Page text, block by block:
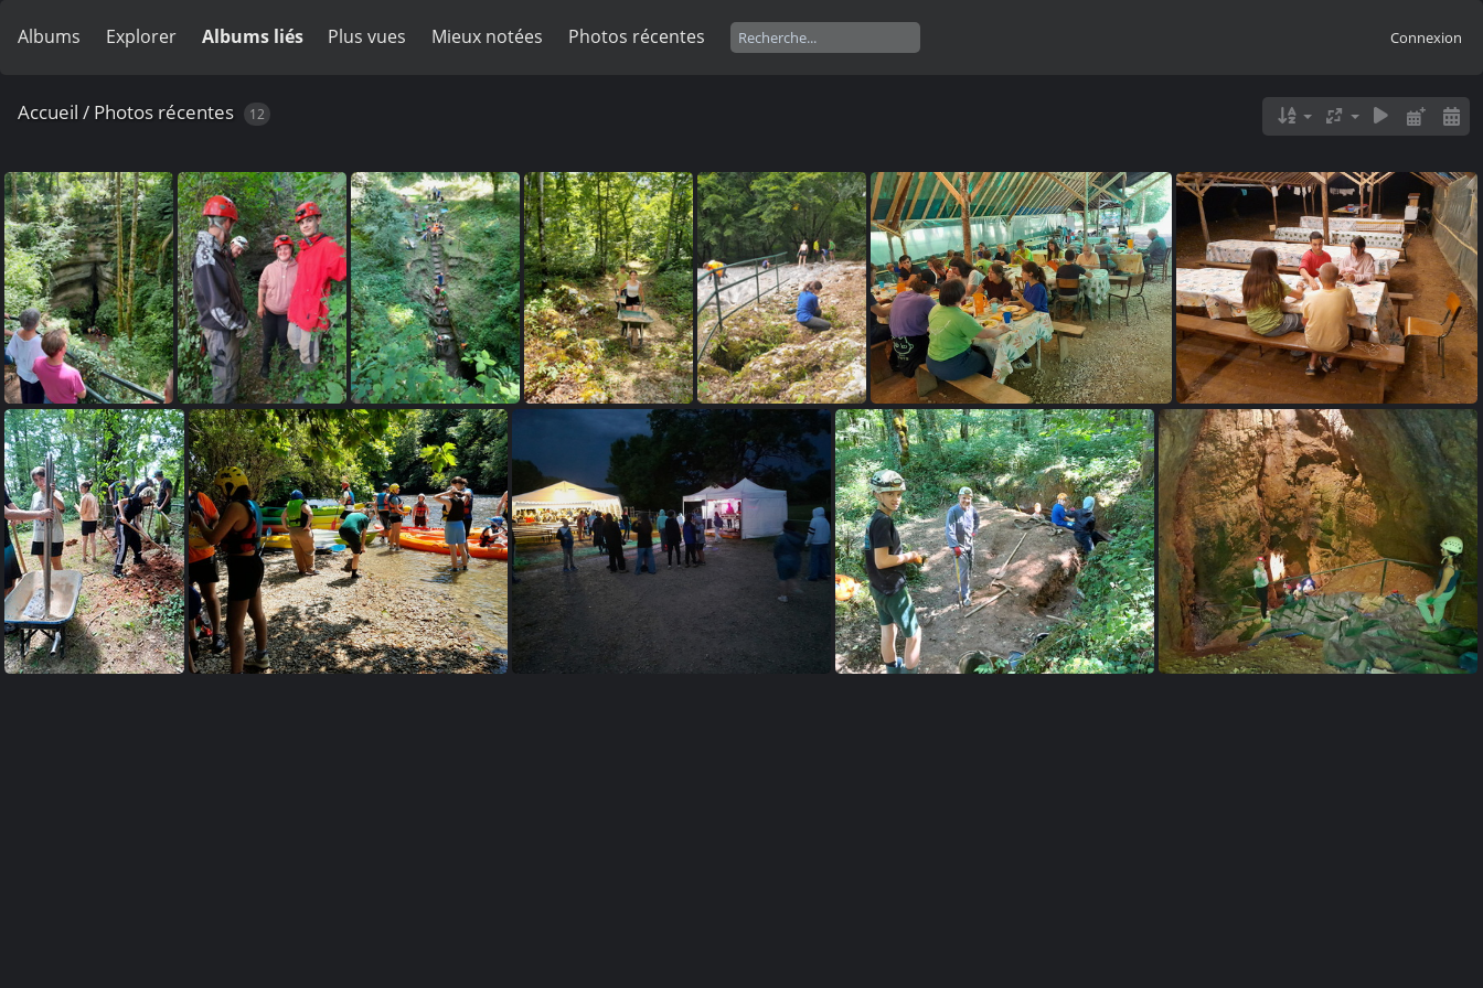
Albums Explorer Albums liés Plus vues Mieux notées Photos récentes Connexion
Accueil / Photos récentes 12
20250720 145448 20250718 204720 20250718 104336 20250717 110512 20250716 161723 20250716 123541 20250715 222705